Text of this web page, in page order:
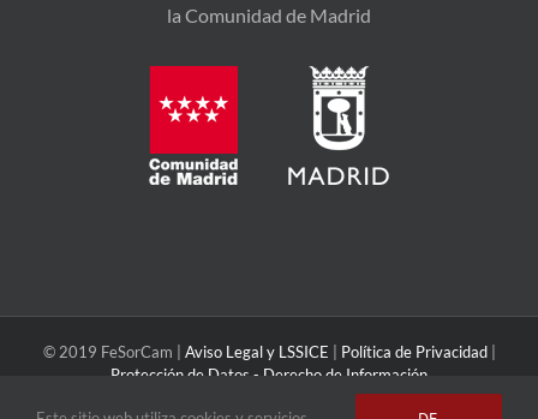
la Comunidad de Madrid
© 2019 FeSorCam | Aviso Legal y LSSICE Política de Privacidad|
Protección de Datos - Derecho de Información